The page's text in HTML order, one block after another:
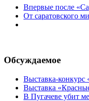
Впервые после
От саратовского
Обсуждаемое
Выставка-конкурс
Выставка
В Пугачеве убит